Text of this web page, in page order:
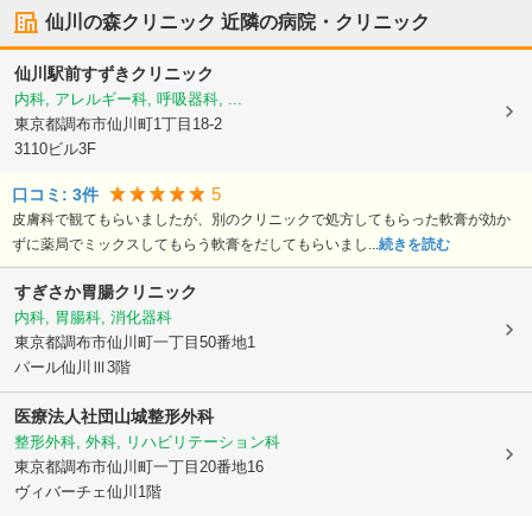
仙川の森クリニック 近隣の病院・クリニック
仙川駅前すずきクリニック
内科, アレルギー科, 呼吸器科, ...
東京都調布市仙川町1丁目18-2
3110ビル3F
口コミ: 3件 5
皮膚科で観てもらいましたが、別のクリニックで処方してもらった軟膏が効か
ずに薬局でミックスしてもらう軟膏をだしてもらいまし...続きを読む
すぎさか胃腸クリニック
内科, 胃腸科, 消化器科
東京都調布市仙川町一丁目50番地1
パール仙川Ⅲ3階
医療法人社団山城整形外科
整形外科, 外科, リハビリテーション科
東京都調布市仙川町一丁目20番地16
ヴィバーチェ仙川1階